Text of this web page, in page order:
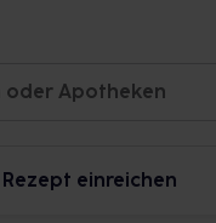
Rezept einreichen